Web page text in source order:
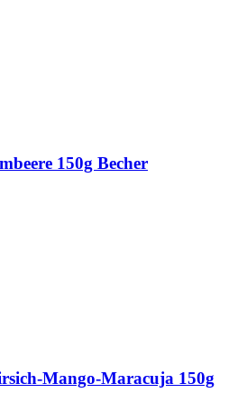
150g Becher
Mango-Maracuja 150g